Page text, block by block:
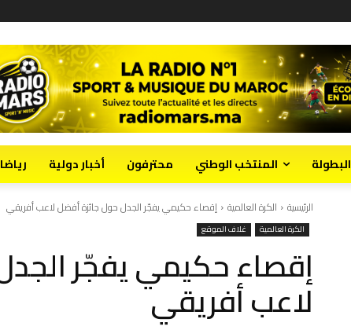
البطولة المنتخب الوطني محترفون أخبار دولية
الرئيسية الكرة العالمية إقصاء حكيمي يفجّر الجدل حول جائزة أفضل لاعب أفريقي
الكرة العالمية غلاف الموقع
إقصاء حكيمي يفجّر
لاعب أفريقي